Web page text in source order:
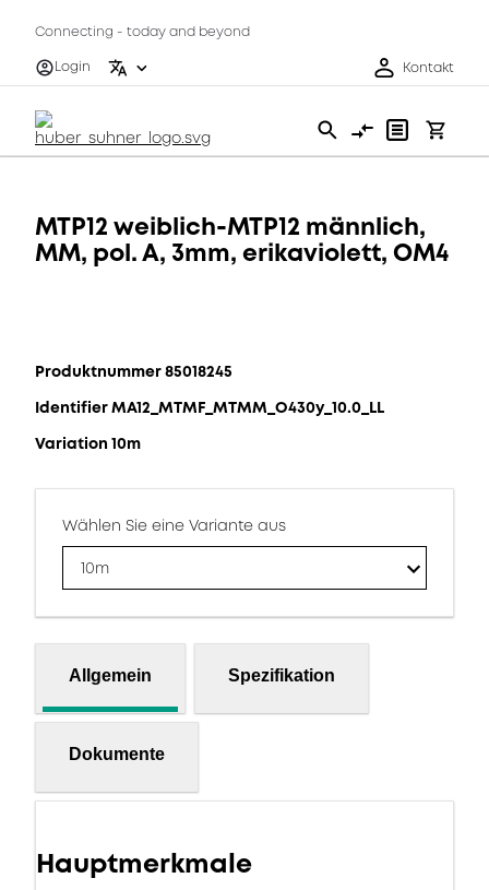
Connecting - today and beyond
Login
Kontakt
MTP12 weiblich-MTP12 männlich,
MM, pol. A, 3mm, erikaviolett, OM4
Produktnummer 85018245
Identifier MA12_MTMF_MTMM_O430y_10.0_LL
Variation 10m
Wählen Sie eine Variante aus
10m
Allgemein Spezifikation
Dokumente
Hauptmerkmale